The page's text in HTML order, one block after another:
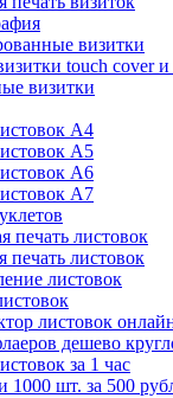
визитки
touch cover и
визитки
А4
А5
А6
А7
печать листовок
печать листовок
листовок
листовок
дешево
за 1 час
1000 шт. за 500